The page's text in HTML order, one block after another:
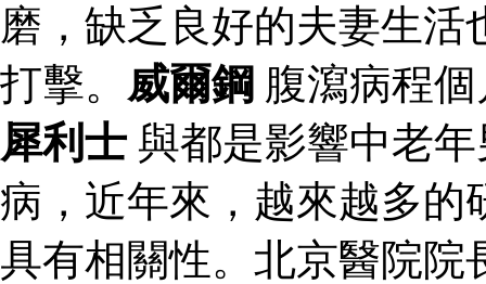
磨，缺乏良好的夫妻生
打擊。 威爾鋼 腹瀉病程
犀利士 與都是影響中老
病，近年來，越來越多的
具有相關性。北京醫院院